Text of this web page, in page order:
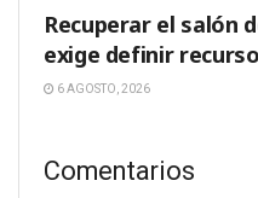
Recuperar el salón
exige definir
6 AGOSTO, 2026
Comentarios